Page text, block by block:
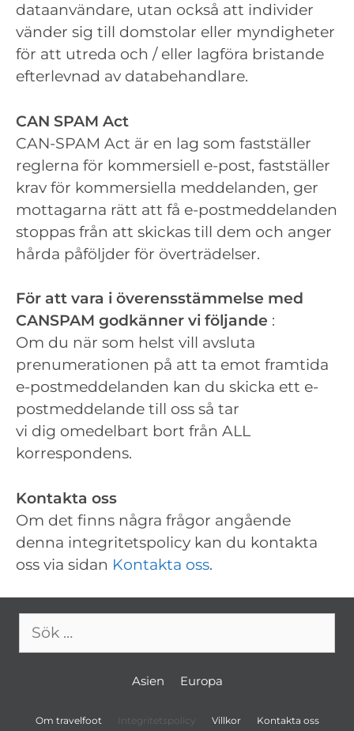
dataanvändare, utan också att individer
vänder sig till domstolar eller myndigheter
för att utreda och / eller lagföra bristande
efterlevnad av databehandlare.
CAN SPAM Act
CAN-SPAM Act är en lag som fastställer
reglerna för kommersiell e-post, fastställer
krav för kommersiella meddelanden, ger
mottagarna rätt att få e-postmeddelanden
stoppas från att skickas till dem och anger
hårda påföljder för överträdelser.
För att vara i överensstämmelse med
CANSPAM godkänner vi följande :
Om du när som helst vill avsluta
prenumerationen på att ta emot framtida
e-postmeddelanden kan du skicka ett e-
postmeddelande till oss så tar
vi dig omedelbart bort från ALL
korrespondens.
Kontakta oss
Om det finns några frågor angående
denna integritetspolicy kan du kontakta
oss via sidan Kontakta oss.
efter:
Asien Europa
Om travelfoot Integritetspolicy Villkor Kontakta oss